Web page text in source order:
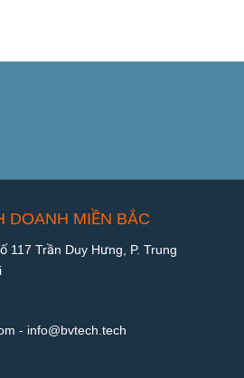
DOANH MIỀN BẮC
117 Trần Duy Hưng, P. Trung
- info@bvtech.tech